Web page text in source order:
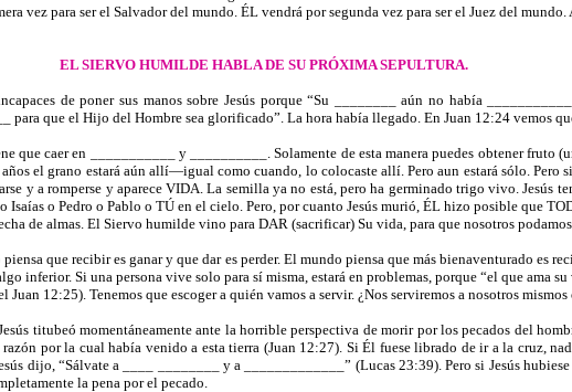
vez para ser el Salvador del mundo. ÉL vendrá por segunda vez para ser el Juez del
EL SIERVO HUMILDE HABLA DE SU PRÓXIMA SEPULTURA.
de poner sus manos sobre Jesús porque “Su ________ aún no había
que el Hijo del Hombre sea glorificado”. La hora había llegado. En Juan 12:24 vemos
que caer en ___________ y __________. Solamente de esta manera puedes obtener fruto
el grano estará aún allí—igual como cuando, lo colocaste allí. Pero aun estará sólo. Pero
y a romperse y aparece VIDA. La semilla ya no está, pero ha germinado trigo vivo. Jesús
o Pedro o Pablo o TÚ en el cielo. Pero, por cuanto Jesús murió, ÉL hizo posible que
de almas. El Siervo humilde vino para DAR (sacrificar) Su vida, para que nosotros
que recibir es ganar y que dar es perder. El mundo piensa que más bienaventurado es
inferior. Si una persona vive solo para sí misma, estará en problemas, porque “el que ama
12:25). Tenemos que escoger a quién vamos a servir. ¿Nos serviremos a nosotros
titubeó momentáneamente ante la horrible perspectiva de morir por los pecados del
por la cual había venido a esta tierra (Juan 12:27). Si Él fuese librado de ir a la cruz,
dijo, “Sálvate a ____ ________ y a _____________” (Lucas 23:39). Pero si Jesús
la pena por el pecado.